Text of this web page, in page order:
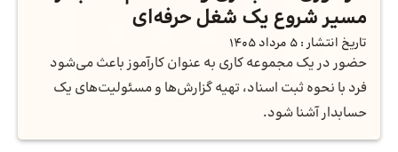
مسیر شروع یک شغل حرفه‌ای
تاریخ انتشار : 5 مرداد 1405
حضور در یک مجموعه کاری به عنوان کارآموز باعث می‌شود
فرد با نحوه ثبت اسناد، تهیه گزارش‌ها و مسئولیت‌های یک
حسابدار آشنا شود.